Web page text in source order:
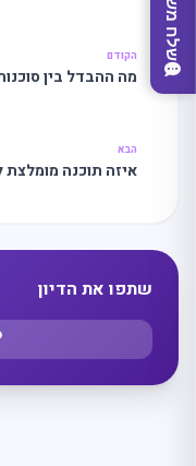
הקודם
מה ההבדל בין
הבא
איזה תוכנה מומלצת
שתפו את הדיון
שלח משוב